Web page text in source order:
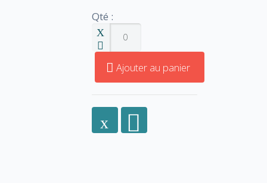
Qté :
Ajouter au panier